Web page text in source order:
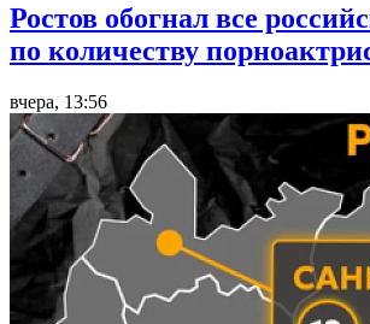
Ростов обогнал все
по количеству
вчера, 13:56